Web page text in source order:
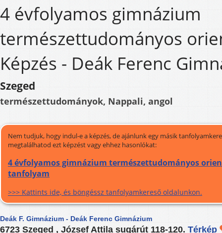
4 évfolyamos gimnázium
természettudományos
Képzés - Deák Ferenc
Szeged
természettudományok, Nappali, angol
Nem tudjuk, hogy indul-e a képzés, de ajánlunk egy másik
megtalálhatod ezt képzést vagy ehhez hasonlókat:
4 évfolyamos gimnázium természettudományos
tanfolyam
>>> Kattints ide, és böngéssz tanfolyamkereső oldalunkon.
Deák F. Gimnázium - Deák Ferenc Gimnázium
6723 Szeged , József Attila sugárút 118-120. Térkép